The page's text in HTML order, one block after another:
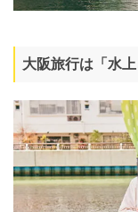
大阪旅行は「水